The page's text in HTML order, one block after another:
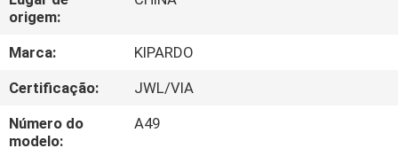
EXCURSÃO
DA
FÁBRICA
origem:
Marca:
KIPARDO
Certificação:
JWL/VIA
Número do
modelo:
A49